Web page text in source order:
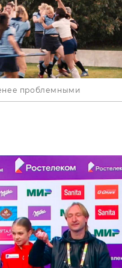
проблемными